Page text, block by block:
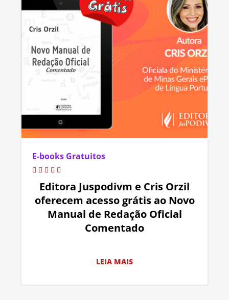
E-books Gratuitos
Editora Juspodivm e Cris Orzil
oferecem acesso grátis ao Novo
Manual de Redação Oficial
Comentado
LEIA MAIS